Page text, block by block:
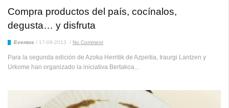
Compra productos del país, cocínalos,
degusta… y disfruta
Eventos / 17-09-2013 / No Comment
Para la segunda edición de Azoka Herritik de Azpeitia, Iraurgi Lantzen y
Urkome han organizado la iniciativa Bertakoa...